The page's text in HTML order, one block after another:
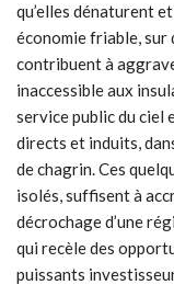
qu’elles dénaturent
économie friable, sur
contribuent à
inaccessible aux
service public du ciel
directs et induits,
de chagrin. Ces
isolés, suffisent à
décrochage d’une
qui recèle des
puissants